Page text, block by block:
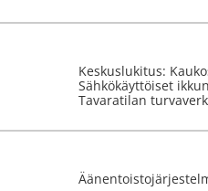
Keskuslukitus:
Sähkökäyttöiset
Tavaratilan